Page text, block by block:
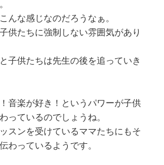
んな感じなのだろうなぁ。
供たちに強制しない雰囲気があり
子供たちは先生の後を追っていき
音楽が好き！というパワーが子供
っているのでしょうね。
スンを受けているママたちにもそ
わっているようです。